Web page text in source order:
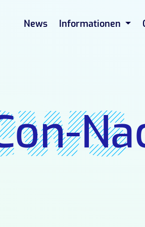
News Informationen